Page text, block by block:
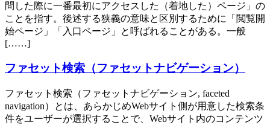
問した際に一番最初にアクセスした（着地した）ページ」の
ことを指す。後述する狭義の意味と区別するために「閲覧開
始ページ」「入口ページ」と呼ばれることがある。一般
[……]
ファセット検索（ファセットナビゲーション）
ファセット検索（ファセットナビゲーション, faceted
navigation）とは、あらかじめWebサイト側が用意した検索条
件をユーザーが選択することで、Webサイト内のコンテンツ